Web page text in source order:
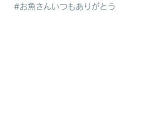
#お魚さんいつもありがとう